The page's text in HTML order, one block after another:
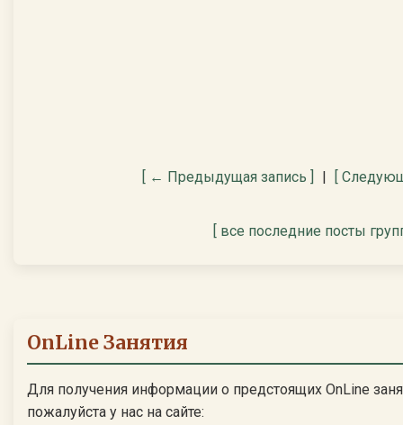
[ ← Предыдущая запись ] | [
[ все последние посты
OnLine Занятия
Для получения информации о предстоящих OnLine
пожалуйста у нас на сайте: